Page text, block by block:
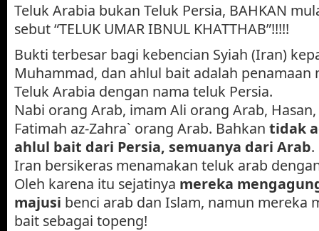
Teluk Arabia bukan Teluk Persia, BAHKAN
sebut “TELUK UMAR IBNUL KHATTHAB”!!!!!
Bukti terbesar bagi kebencian Syiah (Iran)
Muhammad, dan ahlul bait adalah penamaan
Teluk Arabia dengan nama teluk Persia.
Nabi orang Arab, imam Ali orang Arab,
Fatimah az-Zahra` orang Arab. Bahkan tidak
ahlul bait dari Persia, semuanya dari Arab
Iran bersikeras menamakan teluk arab
Oleh karena itu sejatinya mereka
majusi benci arab dan Islam, namun mereka
bait sebagai topeng!